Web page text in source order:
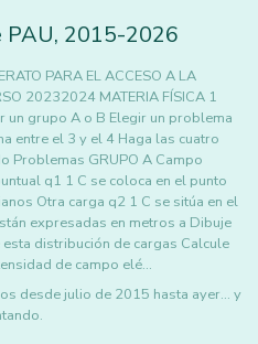
PAU, 2015-2026
PARA EL ACCESO A LA
20232024 MATERIA FÍSICA 1
un grupo A o B Elegir un problema
entre el 3 y el 4 Haga las cuatro
Problemas GRUPO A Campo
q1 1 C se coloca en el punto
Otra carga q2 1 C se sitúa en el
expresadas en metros a Dibuje
distribución de cargas Calcule
de campo elé…
desde julio de 2015 hasta ayer... y